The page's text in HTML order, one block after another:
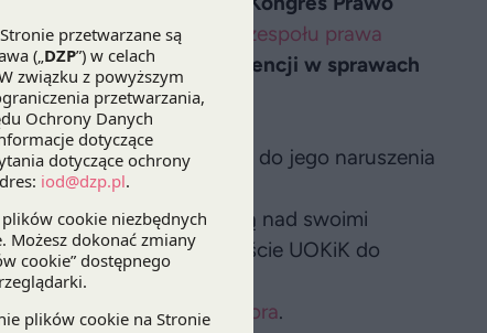
Maria Kanak, Counsel z
zespołu prawa
jest do interwencji w sprawach
.
Czy doszło do jego naruszenia
przewagą kontraktową nad swoimi
kontraktową? Czy podejście UOKiK do
regulacji ustawy?
nastronie organizatora.